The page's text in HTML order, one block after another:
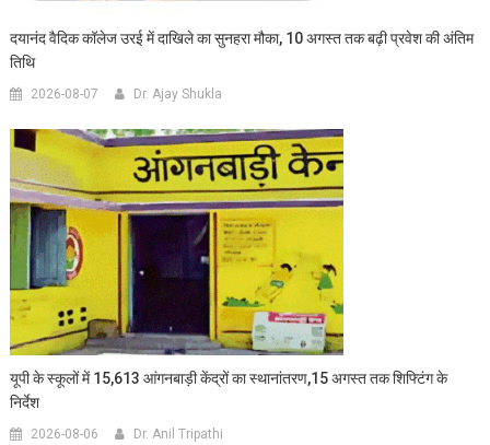
दयानंद वैदिक कॉलेज उरई में दाखिले का सुनहरा मौका, 10 अगस्त तक बढ़ी प्रवेश की अंतिम
तिथि
2026-08-07 Dr. Ajay Shukla
यूपी के स्कूलों में 15,613 आंगनबाड़ी केंद्रों का स्थानांतरण,15 अगस्त तक शिफ्टिंग के
निर्देश
2026-08-06 Dr. Anil Tripathi